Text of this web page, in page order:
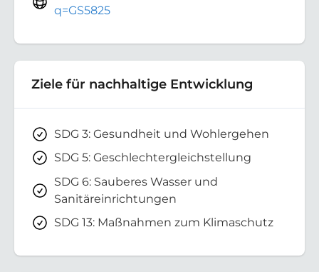
q=GS5825
Ziele für nachhaltige Entwicklung
SDG 3: Gesundheit und Wohlergehen
SDG 5: Geschlechtergleichstellung
SDG 6: Sauberes Wasser und
Sanitäreinrichtungen
SDG 13: Maßnahmen zum Klimaschutz